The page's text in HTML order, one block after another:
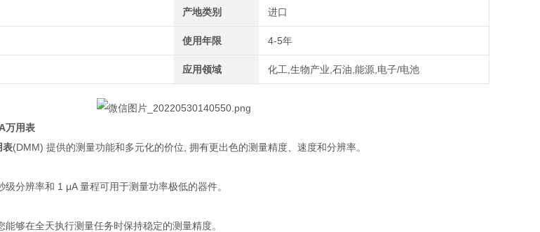
产地类别 进口
使用年限 4-5年
应用领域 化工,生物产业,石油,能源,电子/电池
万用表
表(DMM) 提供的测量功能和多元化的价位, 拥有更出色的测量精度、速度和分辨率。
分辨率和 1 μA 量程可用于测量功率极低的器件。
够在全天执行测量任务时保持稳定的测量精度。